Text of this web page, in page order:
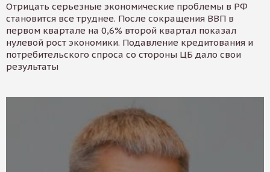
Отрицать серьезные экономические проблемы в РФ
становится все труднее. После сокращения ВВП в
первом квартале на 0,6% второй квартал показал
нулевой рост экономики. Подавление кредитования и
потребительского спроса со стороны ЦБ дало свои
результаты